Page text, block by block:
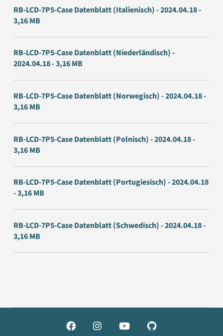
RB-LCD-7P5-Case Datenblatt (Italienisch) - 2024.04.18 -
3,16 MB
RB-LCD-7P5-Case Datenblatt (Niederländisch) -
2024.04.18 - 3,16 MB
RB-LCD-7P5-Case Datenblatt (Norwegisch) - 2024.04.18 -
3,16 MB
RB-LCD-7P5-Case Datenblatt (Polnisch) - 2024.04.18 -
3,16 MB
RB-LCD-7P5-Case Datenblatt (Portugiesisch) - 2024.04.18
- 3,16 MB
RB-LCD-7P5-Case Datenblatt (Schwedisch) - 2024.04.18 -
3,16 MB
   